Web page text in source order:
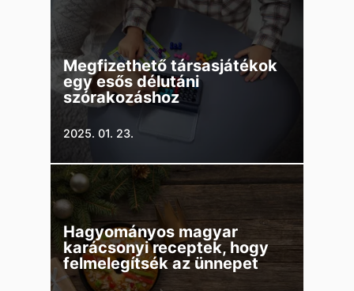
Megfizethető társasjátékok
egy esős délutáni
szórakozáshoz
2025. 01. 23.
Hagyományos magyar
karácsonyi receptek, hogy
felmelegítsék az ünnepet